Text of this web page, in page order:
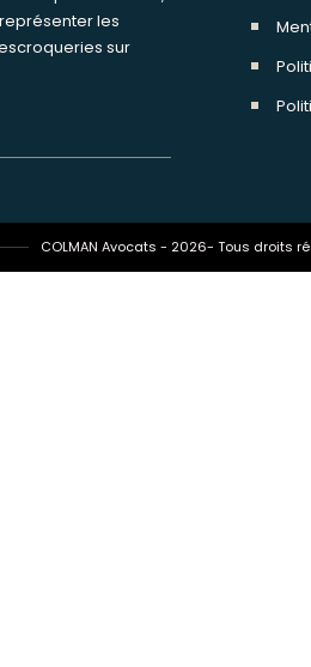
COLMAN Avocats - 2026- Tous droits